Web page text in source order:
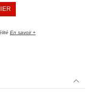
En savoir +